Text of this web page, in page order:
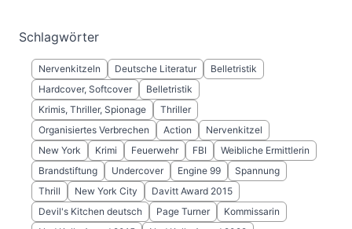
Schlagwörter
Nervenkitzeln Deutsche Literatur
Belletristik
Hardcover, Softcover
Belletristik
Krimis, Thriller, Spionage
Thriller
Organisiertes Verbrechen
Action
Nervenkitzel
New York
Krimi Feuerwehr FBI
Weibliche Ermittlerin
Brandstiftung
Undercover Engine 99
Spannung
Thrill
New York City
Davitt Award 2015
Devil's Kitchen deutsch
Page Turner
Kommissarin